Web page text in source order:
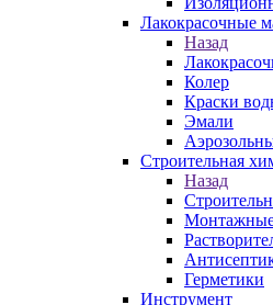
Лакокрасочные
Назад
Колер
Краски
Эмали
Строительная
Назад
Герметики
Инструмент